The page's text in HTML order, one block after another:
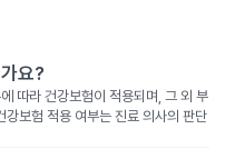
요?
따라 건강보험이 적용되며, 그 외 부
보험 적용 여부는 진료 의사의 판단